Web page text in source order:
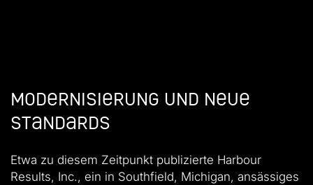
Modernisierung und neue
Standards
Etwa zu diesem Zeitpunkt publizierte Harbour
Results, Inc., ein in Southfield, Michigan, ansässiges